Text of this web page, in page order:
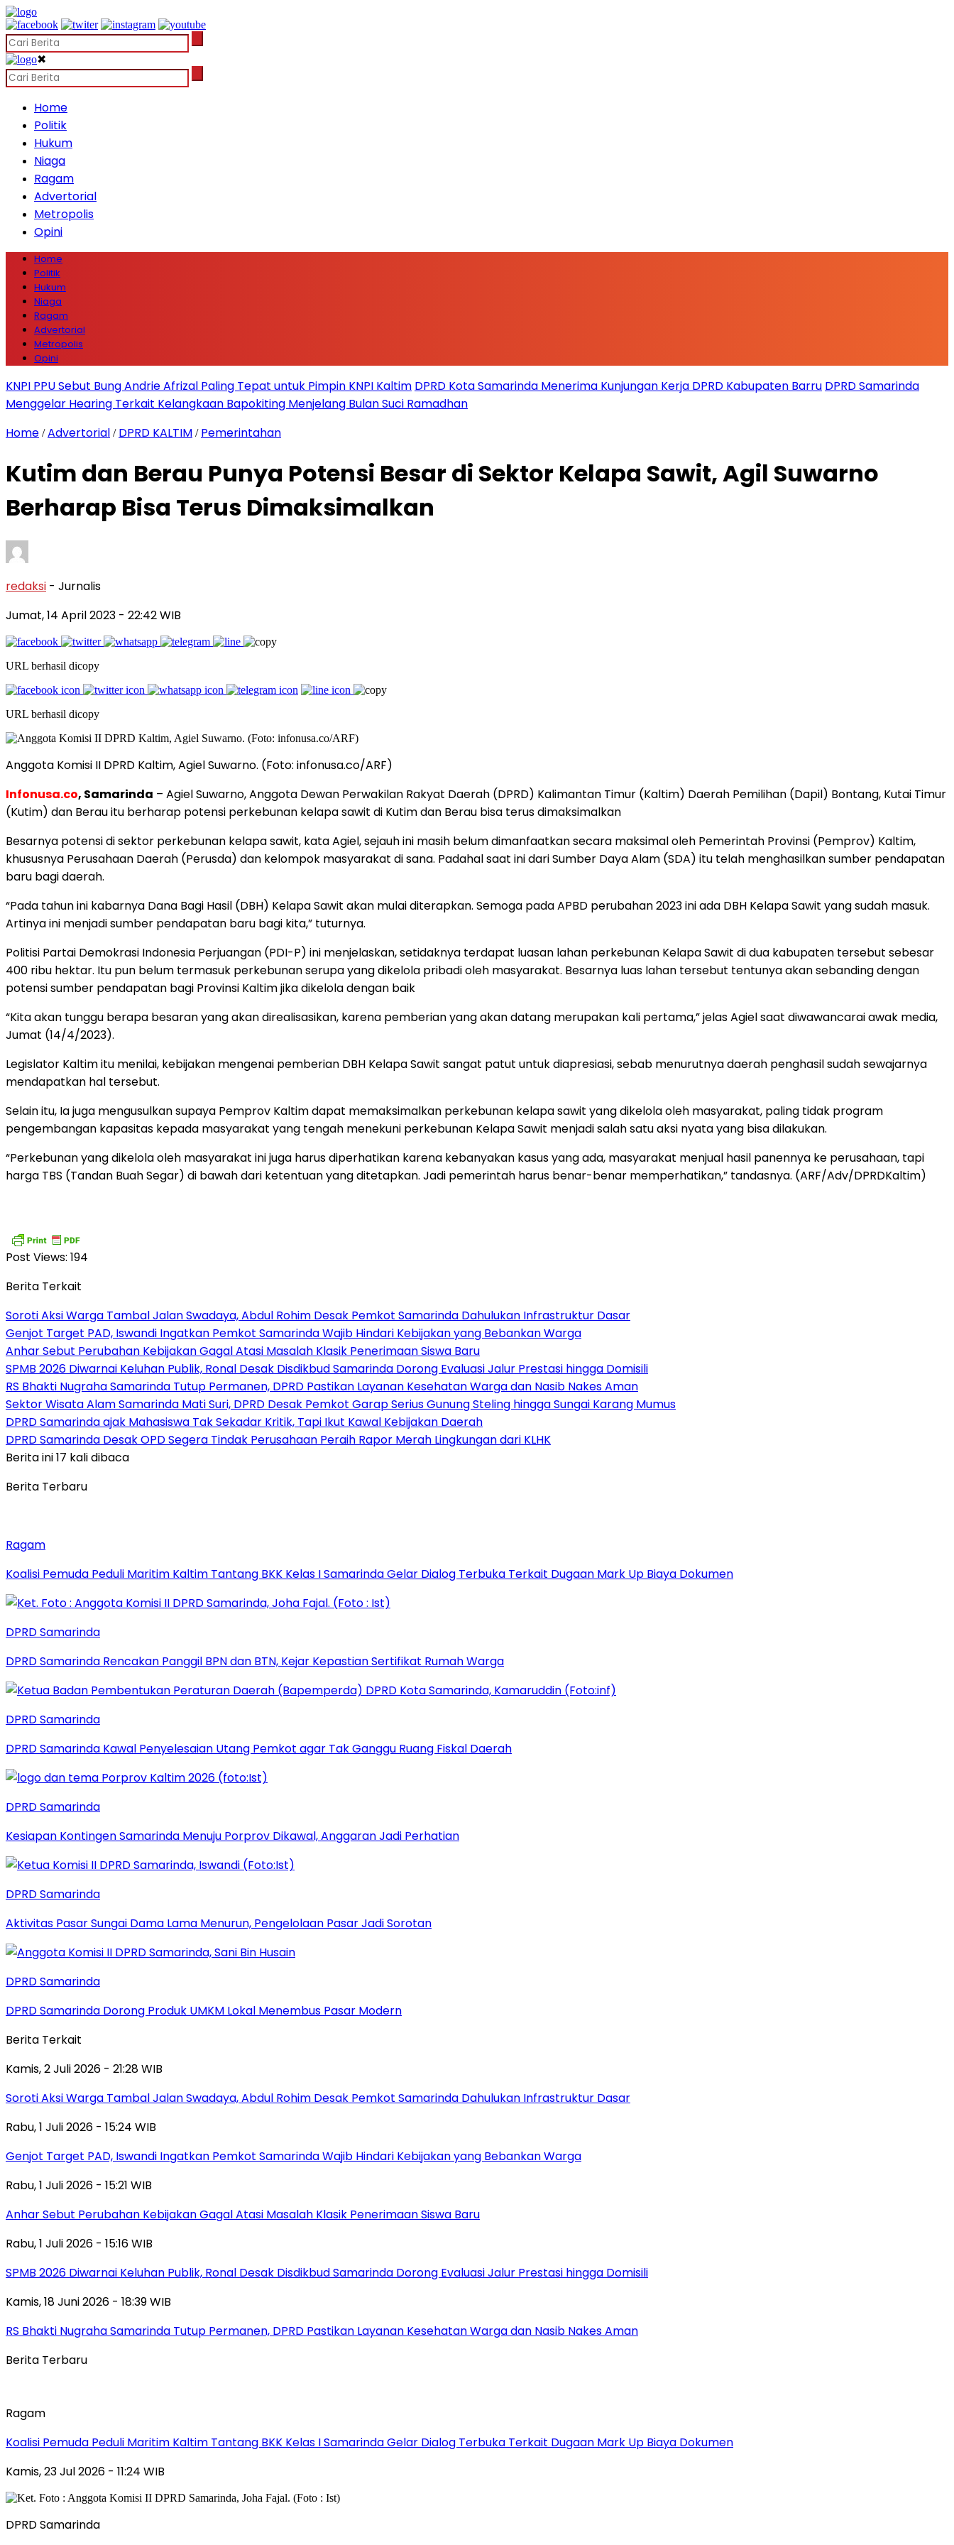
✖
Home
Politik
Hukum
Niaga
Ragam
Advertorial
Metropolis
Opini
Home
Politik
Hukum
Niaga
Ragam
Advertorial
Metropolis
Opini
KNPI PPU Sebut Bung Andrie Afrizal Paling Tepat untuk Pimpin KNPI Kaltim DPRD Kota Samarinda Menerima Kunjungan Kerja DPRD Kabupaten Barru DPRD Samarinda
Menggelar Hearing Terkait Kelangkaan Bapokiting Menjelang Bulan Suci Ramadhan
Home /Advertorial / DPRD KALTIM / Pemerintahan
Kutim dan Berau Punya Potensi Besar di Sektor Kelapa Sawit, Agil Suwarno
Berharap Bisa Terus Dimaksimalkan
redaksi - Jurnalis
Jumat, 14 April 2023 - 22:42 WIB
URL berhasil dicopy
URL berhasil dicopy
Anggota Komisi II DPRD Kaltim, Agiel Suwarno. (Foto: infonusa.co/ARF)
Infonusa.co, Samarinda – Agiel Suwarno, Anggota Dewan Perwakilan Rakyat Daerah (DPRD) Kalimantan Timur (Kaltim) Daerah Pemilihan (Dapil) Bontang, Kutai Timur
(Kutim) dan Berau itu berharap potensi perkebunan kelapa sawit di Kutim dan Berau bisa terus dimaksimalkan
Besarnya potensi di sektor perkebunan kelapa sawit, kata Agiel, sejauh ini masih belum dimanfaatkan secara maksimal oleh Pemerintah Provinsi (Pemprov) Kaltim,
khususnya Perusahaan Daerah (Perusda) dan kelompok masyarakat di sana. Padahal saat ini dari Sumber Daya Alam (SDA) itu telah menghasilkan sumber pendapatan
baru bagi daerah.
“Pada tahun ini kabarnya Dana Bagi Hasil (DBH) Kelapa Sawit akan mulai diterapkan. Semoga pada APBD perubahan 2023 ini ada DBH Kelapa Sawit yang sudah masuk.
Artinya ini menjadi sumber pendapatan baru bagi kita,” tuturnya.
Politisi Partai Demokrasi Indonesia Perjuangan (PDI-P) ini menjelaskan, setidaknya terdapat luasan lahan perkebunan Kelapa Sawit di dua kabupaten tersebut sebesar
400 ribu hektar. Itu pun belum termasuk perkebunan serupa yang dikelola pribadi oleh masyarakat. Besarnya luas lahan tersebut tentunya akan sebanding dengan
potensi sumber pendapatan bagi Provinsi Kaltim jika dikelola dengan baik
“Kita akan tunggu berapa besaran yang akan direalisasikan, karena pemberian yang akan datang merupakan kali pertama,” jelas Agiel saat diwawancarai awak media,
Jumat (14/4/2023).
Legislator Kaltim itu menilai, kebijakan mengenai pemberian DBH Kelapa Sawit sangat patut untuk diapresiasi, sebab menurutnya daerah penghasil sudah sewajarnya
mendapatkan hal tersebut.
Selain itu, Ia juga mengusulkan supaya Pemprov Kaltim dapat memaksimalkan perkebunan kelapa sawit yang dikelola oleh masyarakat, paling tidak program
pengembangan kapasitas kepada masyarakat yang tengah menekuni perkebunan Kelapa Sawit menjadi salah satu aksi nyata yang bisa dilakukan.
“Perkebunan yang dikelola oleh masyarakat ini juga harus diperhatikan karena kebanyakan kasus yang ada, masyarakat menjual hasil panennya ke perusahaan, tapi
harga TBS (Tandan Buah Segar) di bawah dari ketentuan yang ditetapkan. Jadi pemerintah harus benar-benar memperhatikan,” tandasnya. (ARF/Adv/DPRDKaltim)
Post Views: 194
Berita Terkait
Soroti Aksi Warga Tambal Jalan Swadaya, Abdul Rohim Desak Pemkot Samarinda Dahulukan Infrastruktur Dasar
Genjot Target PAD, Iswandi Ingatkan Pemkot Samarinda Wajib Hindari Kebijakan yang Bebankan Warga
Anhar Sebut Perubahan Kebijakan Gagal Atasi Masalah Klasik Penerimaan Siswa Baru
SPMB 2026 Diwarnai Keluhan Publik, Ronal Desak Disdikbud Samarinda Dorong Evaluasi Jalur Prestasi hingga Domisili
RS Bhakti Nugraha Samarinda Tutup Permanen, DPRD Pastikan Layanan Kesehatan Warga dan Nasib Nakes Aman
Sektor Wisata Alam Samarinda Mati Suri, DPRD Desak Pemkot Garap Serius Gunung Steling hingga Sungai Karang Mumus
DPRD Samarinda ajak Mahasiswa Tak Sekadar Kritik, Tapi Ikut Kawal Kebijakan Daerah
DPRD Samarinda Desak OPD Segera Tindak Perusahaan Peraih Rapor Merah Lingkungan dari KLHK
Berita ini 17 kali dibaca
Berita Terbaru
Ragam
Koalisi Pemuda Peduli Maritim Kaltim Tantang BKK Kelas I Samarinda Gelar Dialog Terbuka Terkait Dugaan Mark Up Biaya Dokumen
DPRD Samarinda
DPRD Samarinda Rencakan Panggil BPN dan BTN, Kejar Kepastian Sertifikat Rumah Warga
DPRD Samarinda
DPRD Samarinda Kawal Penyelesaian Utang Pemkot agar Tak Ganggu Ruang Fiskal Daerah
DPRD Samarinda
Kesiapan Kontingen Samarinda Menuju Porprov Dikawal, Anggaran Jadi Perhatian
DPRD Samarinda
Aktivitas Pasar Sungai Dama Lama Menurun, Pengelolaan Pasar Jadi Sorotan
DPRD Samarinda
DPRD Samarinda Dorong Produk UMKM Lokal Menembus Pasar Modern
Berita Terkait
Kamis, 2 Juli 2026 - 21:28 WIB
Soroti Aksi Warga Tambal Jalan Swadaya, Abdul Rohim Desak Pemkot Samarinda Dahulukan Infrastruktur Dasar
Rabu, 1 Juli 2026 - 15:24 WIB
Genjot Target PAD, Iswandi Ingatkan Pemkot Samarinda Wajib Hindari Kebijakan yang Bebankan Warga
Rabu, 1 Juli 2026 - 15:21 WIB
Anhar Sebut Perubahan Kebijakan Gagal Atasi Masalah Klasik Penerimaan Siswa Baru
Rabu, 1 Juli 2026 - 15:16 WIB
SPMB 2026 Diwarnai Keluhan Publik, Ronal Desak Disdikbud Samarinda Dorong Evaluasi Jalur Prestasi hingga Domisili
Kamis, 18 Juni 2026 - 18:39 WIB
RS Bhakti Nugraha Samarinda Tutup Permanen, DPRD Pastikan Layanan Kesehatan Warga dan Nasib Nakes Aman
Berita Terbaru
Ragam
Koalisi Pemuda Peduli Maritim Kaltim Tantang BKK Kelas I Samarinda Gelar Dialog Terbuka Terkait Dugaan Mark Up Biaya Dokumen
Kamis, 23 Jul 2026 - 11:24 WIB
DPRD Samarinda